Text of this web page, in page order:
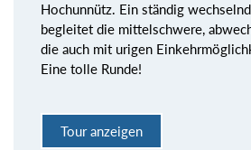
Hochunnütz. Ein ständig
begleitet die mittelschwere,
die auch mit urigen
Eine tolle Runde!
Tour anzeigen